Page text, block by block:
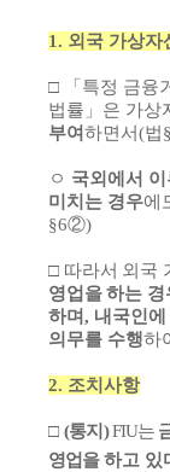
1. 외국 가상자
□ 「 특정 금융
법률 」 은 가상
부여하면서(법
ㅇ 국외에서
미치는 경우에
§6②)
□ 따라서 외국
영업을 하는 경
하며, 내국인
의무를 수행하
2. 조치사항
□ (통지 ) FIU는
영업을 하고 있